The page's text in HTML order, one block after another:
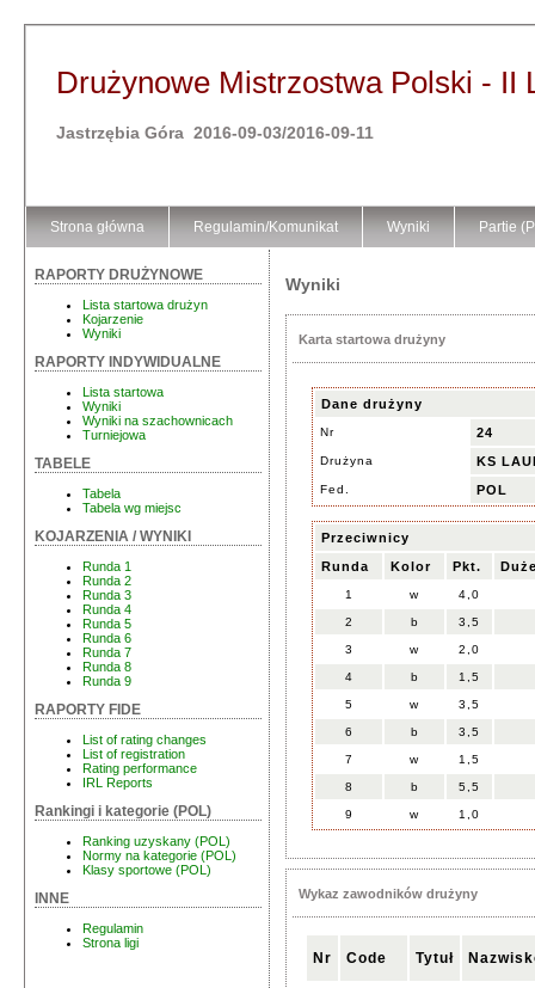
Drużynowe Mistrzostwa Polski - II
Jastrzębia Góra 2016-09-03/2016-09-11
Strona główna Regulamin/Komunikat Wyniki Partie
RAPORTY DRUŻYNOWE
Lista startowa drużyn
Kojarzenie
Wyniki
RAPORTY INDYWIDUALNE
Lista startowa
Wyniki
Wyniki na szachownicach
Turniejowa
TABELE
Tabela
Tabela wg miejsc
KOJARZENIA / WYNIKI
Runda 1
Runda 2
Runda 3
Runda 4
Runda 5
Runda 6
Runda 7
Runda 8
Runda 9
RAPORTY FIDE
List of rating changes
List of registration
Rating performance
IRL Reports
Rankingi i kategorie (POL)
Ranking uzyskany (POL)
Normy na kategorie (POL)
Klasy sportowe (POL)
INNE
Regulamin
Strona ligi
Wyniki
Karta startowa drużyny
Dane drużyny
Nr 24
Drużyna KS
Fed. POL
Przeciwnicy
Runda
Kolor Pkt.
1 w 4,0
2 b 3,5
3 w 2,0
4 b 1,5
5 w 3,5
6 b 3,5
7 w 1,5
8 b 5,5
9 w 1,0
Wykaz zawodników drużyny
Nr Code Tytuł